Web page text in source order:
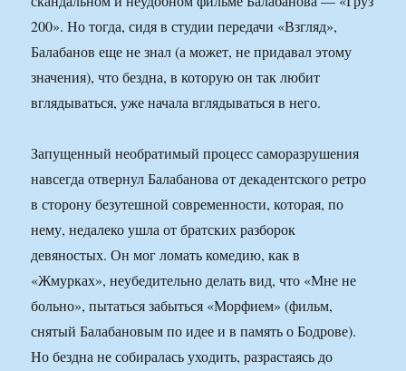
200». Но тогда, сидя в студии передачи «Взгляд»,
Балабанов еще не знал (а может, не придавал этому
значения), что бездна, в которую он так любит
вглядываться, уже начала вглядываться в него.
Запущенный необратимый процесс саморазрушения
навсегда отвернул Балабанова от декадентского ретро
в сторону безутешной современности, которая, по
нему, недалеко ушла от братских разборок
девяностых. Он мог ломать комедию, как в
«Жмурках», неубедительно делать вид, что «Мне не
больно», пытаться забыться «Морфием» (фильм,
снятый Балабановым по идее и в память о Бодрове).
Но бездна не собиралась уходить, разрастаясь до